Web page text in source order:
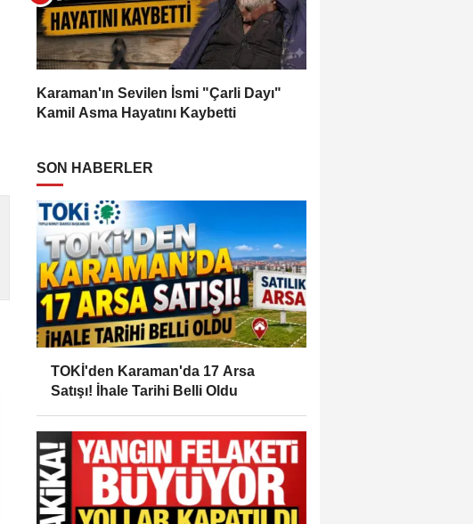
Karaman'ın Sevilen İsmi "Çarli Dayı"
Kamil Asma Hayatını Kaybetti
SON HABERLER
TOKİ'den Karaman'da 17 Arsa
Satışı! İhale Tarihi Belli Oldu